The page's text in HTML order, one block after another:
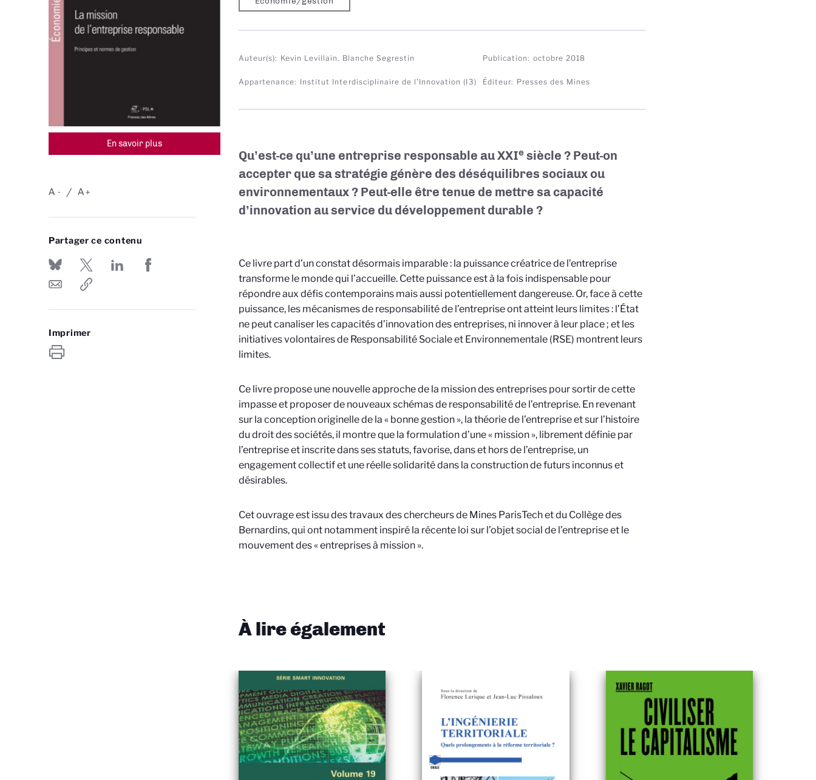
En savoir plus
-
A +
A
Partager ce contenu
Imprimer
Auteur(s) Kevin Levillain, Blanche Segrestin Publication octobre 2018
Appartenance Institut Interdisciplinaire de l'Innovation (I3) Éditeur Presses des Mines
Qu’est-ce qu’une entreprise responsable au XXIe siècle ? Peut-on
accepter que sa stratégie génère des déséquilibres sociaux ou
environnementaux ? Peut-elle être tenue de mettre sa capacité
d’innovation au service du développement durable ?
Ce livre part d’un constat désormais imparable : la puissance créatrice de l’entreprise
transforme le monde qui l’accueille. Cette puissance est à la fois indispensable pour
répondre aux défis contemporains mais aussi potentiellement dangereuse. Or, face à cette
puissance, les mécanismes de responsabilité de l’entreprise ont atteint leurs limites : l’État
ne peut canaliser les capacités d’innovation des entreprises, ni innover à leur place ; et les
initiatives volontaires de Responsabilité Sociale et Environnementale (RSE) montrent leurs
limites.
Ce livre propose une nouvelle approche de la mission des entreprises pour sortir de cette
impasse et proposer de nouveaux schémas de responsabilité de l’entreprise. En revenant
sur la conception originelle de la « bonne gestion », la théorie de l’entreprise et sur l’histoire
du droit des sociétés, il montre que la formulation d’une « mission », librement définie par
l’entreprise et inscrite dans ses statuts, favorise, dans et hors de l’entreprise, un
engagement collectif et une réelle solidarité dans la construction de futurs inconnus et
désirables.
Cet ouvrage est issu des travaux des chercheurs de Mines ParisTech et du Collège des
Bernardins, qui ont notamment inspiré la récente loi sur l’objet social de l’entreprise et le
mouvement des « entreprises à mission ».
À lire également